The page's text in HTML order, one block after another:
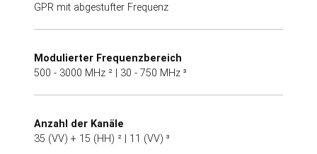
GPR mit abgestufter Frequenz
Modulierter Frequenzbereich
500 - 3000 MHz ² | 30 - 750 MHz ³
Anzahl der Kanäle
35 (VV) + 15 (HH) ² | 11 (VV) ³